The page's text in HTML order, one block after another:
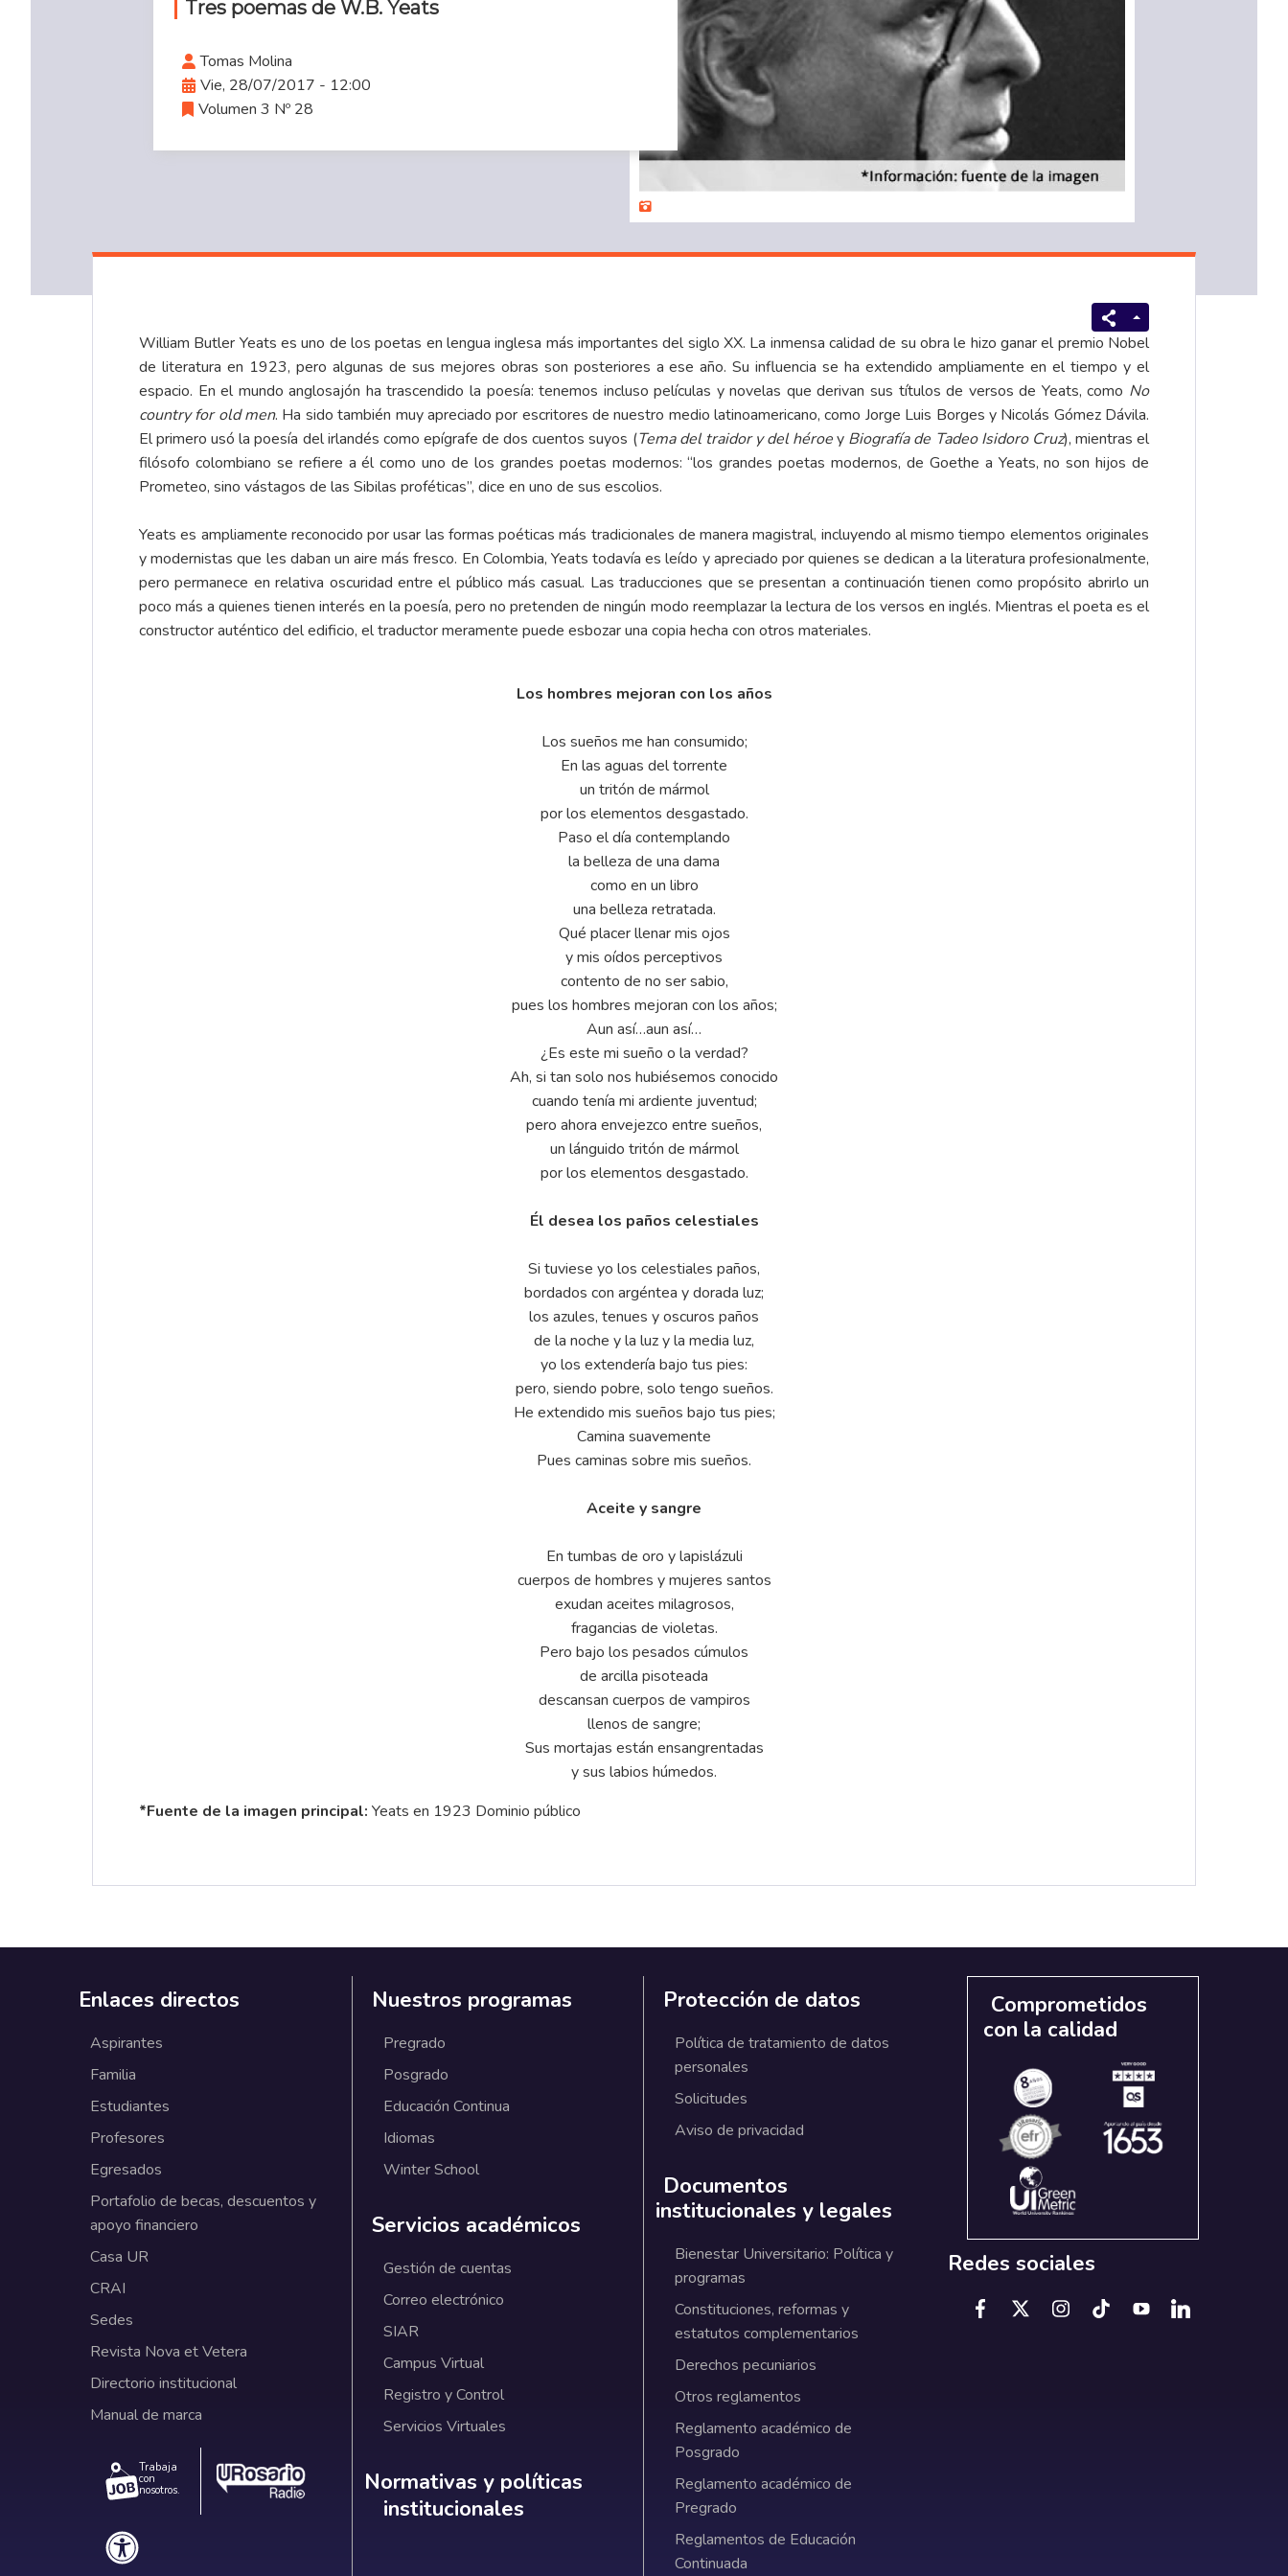
Tres poemas de W.B. Yeats
Tomas Molina
Vie, 28/07/2017 - 12:00
Volumen 3 Nº 28
William Butler Yeats es uno de los poetas en lengua inglesa más importantes del siglo XX. La inmensa calidad de su obra le hizo ganar el premio Nobel
de literatura en 1923, pero algunas de sus mejores obras son posteriores a ese año. Su influencia se ha extendido ampliamente en el tiempo y el
espacio. En el mundo anglosajón ha trascendido la poesía: tenemos incluso películas y novelas que derivan sus títulos de versos de Yeats, como No
country for old men. Ha sido también muy apreciado por escritores de nuestro medio latinoamericano, como Jorge Luis Borges y Nicolás Gómez Dávila.
El primero usó la poesía del irlandés como epígrafe de dos cuentos suyos (Tema del traidor y del héroey Biografía de Tadeo Isidoro Cruz), mientras el
filósofo colombiano se refiere a él como uno de los grandes poetas modernos: “los grandes poetas modernos, de Goethe a Yeats, no son hijos de
Prometeo, sino vástagos de las Sibilas proféticas”, dice en uno de sus escolios.
Yeats es ampliamente reconocido por usar las formas poéticas más tradicionales de manera magistral, incluyendo al mismo tiempo elementos originales
y modernistas que les daban un aire más fresco. En Colombia, Yeats todavía es leído y apreciado por quienes se dedican a la literatura profesionalmente,
pero permanece en relativa oscuridad entre el público más casual. Las traducciones que se presentan a continuación tienen como propósito abrirlo un
poco más a quienes tienen interés en la poesía, pero no pretenden de ningún modo reemplazar la lectura de los versos en inglés. Mientras el poeta es el
constructor auténtico del edificio, el traductor meramente puede esbozar una copia hecha con otros materiales.
Los hombres mejoran con los años
Los sueños me han consumido;
En las aguas del torrente
un tritón de mármol
por los elementos desgastado.
Paso el día contemplando
la belleza de una dama
como en un libro
una belleza retratada.
Qué placer llenar mis ojos
y mis oídos perceptivos
contento de no ser sabio,
pues los hombres mejoran con los años;
Aun así…aun así…
¿Es este mi sueño o la verdad?
Ah, si tan solo nos hubiésemos conocido
cuando tenía mi ardiente juventud;
pero ahora envejezco entre sueños,
un lánguido tritón de mármol
por los elementos desgastado.
Él desea los paños celestiales
Si tuviese yo los celestiales paños,
bordados con argéntea y dorada luz;
los azules, tenues y oscuros paños
de la noche y la luz y la media luz,
yo los extendería bajo tus pies:
pero, siendo pobre, solo tengo sueños.
He extendido mis sueños bajo tus pies;
Camina suavemente
Pues caminas sobre mis sueños.
Aceite y sangre
En tumbas de oro y lapislázuli
cuerpos de hombres y mujeres santos
exudan aceites milagrosos,
fragancias de violetas.
Pero bajo los pesados cúmulos
de arcilla pisoteada
descansan cuerpos de vampiros
llenos de sangre;
Sus mortajas están ensangrentadas
y sus labios húmedos.
*Fuente de la imagen principal: Yeats en 1923 Dominio público
Enlaces directos
Aspirantes
Familia
Estudiantes
Profesores
Egresados
Portafolio de becas, descuentos y
apoyo financiero
Casa UR
CRAI
Sedes
Revista Nova et Vetera
Directorio institucional
Manual de marca
Trabaja
con
nosotros.
Nuestros programas
Pregrado
Posgrado
Educación Continua
Idiomas
Winter School
Servicios académicos
Gestión de cuentas
Correo electrónico
SIAR
Campus Virtual
Registro y Control
Servicios Virtuales
Normativas y políticas institucionales
Normativas y políticas
institucionales
Protección de datos
Política de tratamiento de datos
personales
Solicitudes
Aviso de privacidad
Documentos
institucionales y legales
Bienestar Universitario: Política y
programas
Constituciones, reformas y
estatutos complementarios
Derechos pecuniarios
Otros reglamentos
Reglamento académico de
Posgrado
Reglamento académico de
Pregrado
Reglamentos de Educación
Continuada
Comprometidos
con la calidad
Redes sociales